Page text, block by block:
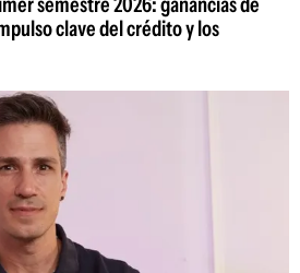
clave del crédito y los